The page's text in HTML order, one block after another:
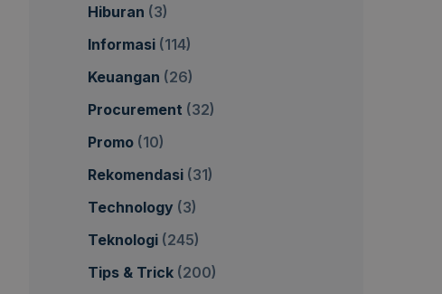
Hiburan (3)
Informasi (114)
Keuangan (26)
Procurement (32)
Promo (10)
Rekomendasi (31)
Technology (3)
Teknologi (245)
Tips & Trick (200)